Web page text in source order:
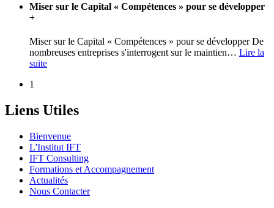
Miser sur le Capital « Compétences » pour se développer
+
Miser sur le Capital « Compétences » pour se développer De
nombreuses entreprises s'interrogent sur le maintien… Lire la
suite
1
Liens Utiles
Bienvenue
L'Institut IFT
IFT Consulting
Formations et Accompagnement
Actualités
Nous Contacter